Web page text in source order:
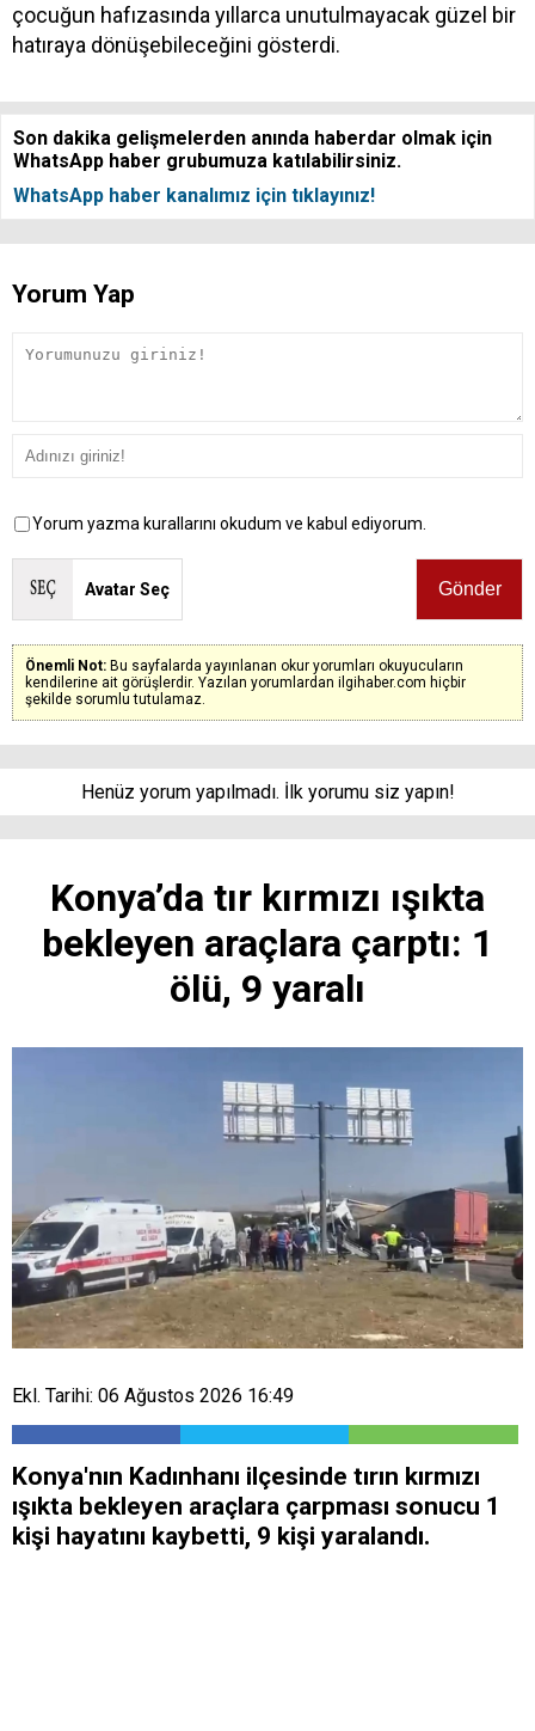
çocuğun hafızasında yıllarca unutulmayacak güzel bir
hatıraya dönüşebileceğini gösterdi.
Son dakika gelişmelerden anında haberdar olmak için
WhatsApp haber grubumuza katılabilirsiniz.
WhatsApp haber kanalımız için tıklayınız!
Yorum Yap
Yorum yazma kurallarını okudum ve kabul ediyorum.
Avatar Seç
Önemli Not: Bu sayfalarda yayınlanan okur yorumları okuyucuların
kendilerine ait görüşlerdir. Yazılan yorumlardan ilgihaber.com hiçbir
şekilde sorumlu tutulamaz.
Henüz yorum yapılmadı. İlk yorumu siz yapın!
Konya’da tır kırmızı ışıkta
bekleyen araçlara çarptı: 1
ölü, 9 yaralı
Ekl. Tarihi: 06 Ağustos 2026 16:49
Konya'nın Kadınhanı ilçesinde tırın kırmızı
ışıkta bekleyen araçlara çarpması sonucu 1
kişi hayatını kaybetti, 9 kişi yaralandı.